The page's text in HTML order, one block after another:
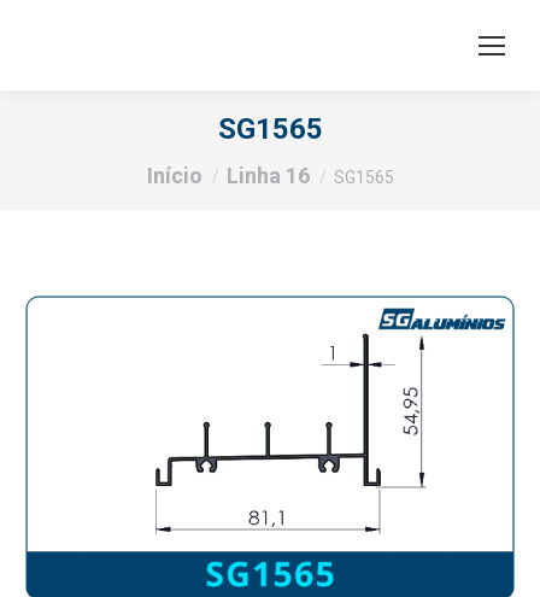
SG1565
Você está aqui:
Início Linha 16 SG1565